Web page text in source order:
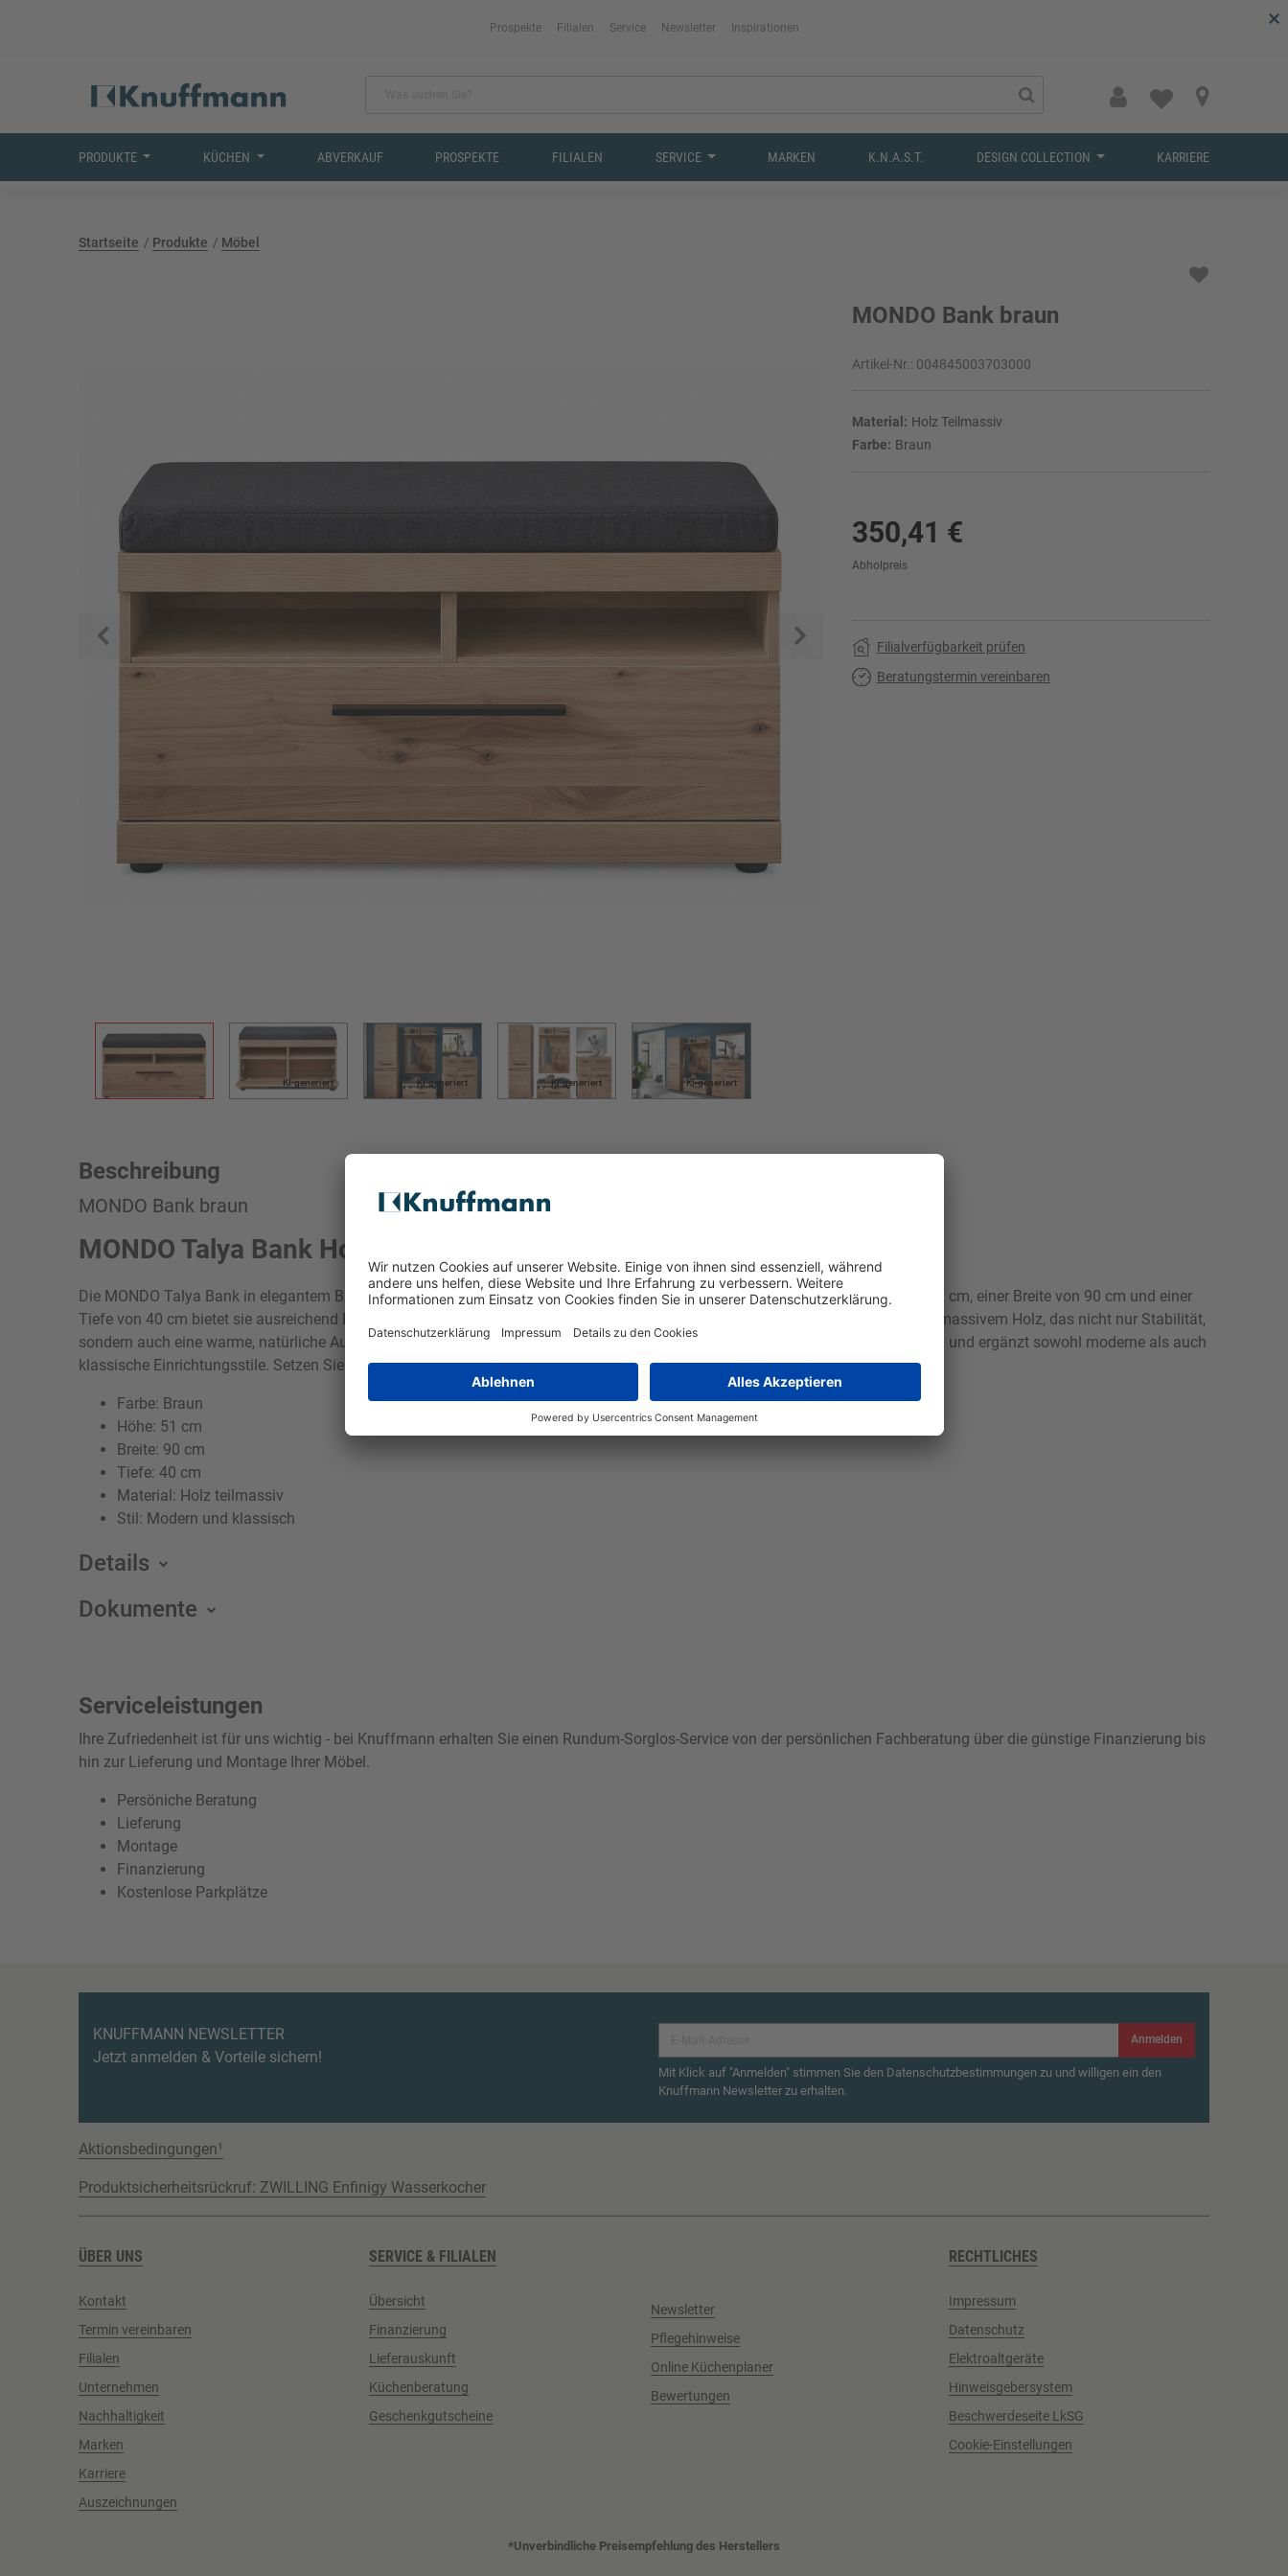
×
Prospekte Filialen Service Newsletter Inspirationen
PRODUKTE KÜCHEN ABVERKAUF PROSPEKTE FILIALEN SERVICE MARKEN K.N.A.S.T. DESIGN COLLECTION KARRIERE
Startseite Produkte Möbel
Zurück Weiter
KI-generiert KI-generiert KI-generiert KI-generiert
MONDO Bank braun
Artikel-Nr.: 004845003703000
Material: Holz Teilmassiv
Farbe: Braun
350,41 €
Abholpreis
Filialverfügbarkeit prüfen
Beratungstermin vereinbaren
Beschreibung
MONDO Bank braun
MONDO Talya Bank Holz teilmassiv
Die MONDO Talya Bank in elegantem Braun ist ein stilvolles und funktionales Möbelstück für Ihr Zuhause. Mit einer Höhe von 51 cm, einer Breite von 90 cm und einer
Tiefe von 40 cm bietet sie ausreichend Platz, um in jedem Raum einen komfortablen Akzent zu setzen. Die Bank besteht aus teilmassivem Holz, das nicht nur Stabilität,
sondern auch eine warme, natürliche Ausstrahlung verleiht. Sie eignet sich ideal für den Einsatz in verschiedenen Wohnbereichen und ergänzt sowohl moderne als auch
klassische Einrichtungsstile. Setzen Sie mit dieser Bank einen charmanten Akzent!
Farbe: Braun
Höhe: 51 cm
Breite: 90 cm
Tiefe: 40 cm
Material: Holz teilmassiv
Stil: Modern und klassisch
Details
Dokumente
Serviceleistungen
Ihre Zufriedenheit ist für uns wichtig - bei Knuffmann erhalten Sie einen Rundum-Sorglos-Service von der persönlichen Fachberatung über die günstige Finanzierung bis
hin zur Lieferung und Montage Ihrer Möbel.
Persöniche Beratung
Lieferung
Montage
Finanzierung
Kostenlose Parkplätze
KNUFFMANN NEWSLETTER
Jetzt anmelden & Vorteile sichern!
Anmelden
Mit Klick auf "Anmelden" stimmen Sie den Datenschutzbestimmungen zu und willigen ein den
Knuffmann Newsletter zu erhalten.
Aktionsbedingungen¹
Produktsicherheitsrückruf: ZWILLING Enfinigy Wasserkocher
ÜBER UNS
Kontakt
Termin vereinbaren
Filialen
Unternehmen
Nachhaltigkeit
Marken
Karriere
Auszeichnungen
SERVICE & FILIALEN
Übersicht
Finanzierung
Lieferauskunft
Küchenberatung
Geschenkgutscheine
Newsletter
Pflegehinweise
Online Küchenplaner
Bewertungen
RECHTLICHES
Impressum
Datenschutz
Elektroaltgeräte
Hinweisgebersystem
Beschwerdeseite LkSG
Cookie-Einstellungen
*Unverbindliche Preisempfehlung des Herstellers